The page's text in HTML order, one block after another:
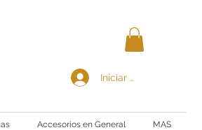
Iniciar sesión
Accesorios en General MAS